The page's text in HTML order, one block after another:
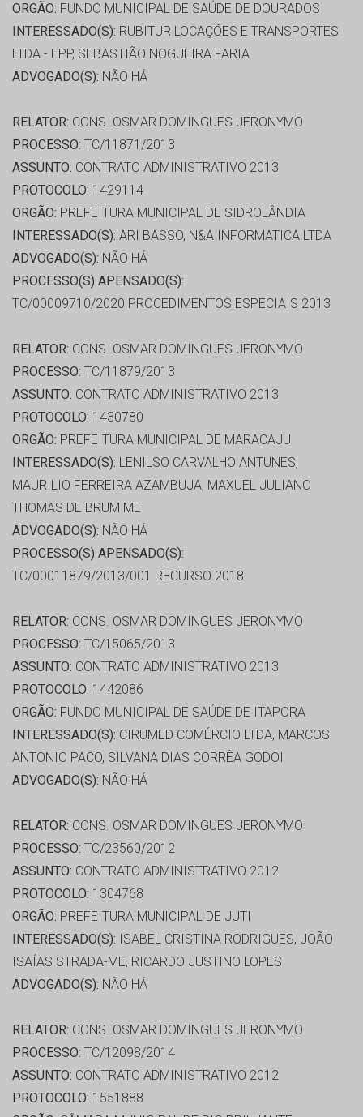
ORGÃO: FUNDO MUNICIPAL DE SAÚDE DE DOURADOS
INTERESSADO(S): RUBITUR LOCAÇÕES E TRANSPORTES
LTDA - EPP, SEBASTIÃO NOGUEIRA FARIA
ADVOGADO(S): NÃO HÁ
RELATOR: CONS. OSMAR DOMINGUES JERONYMO
PROCESSO: TC/11871/2013
ASSUNTO: CONTRATO ADMINISTRATIVO 2013
PROTOCOLO: 1429114
ORGÃO: PREFEITURA MUNICIPAL DE SIDROLÂNDIA
INTERESSADO(S): ARI BASSO, N&A INFORMATICA LTDA
ADVOGADO(S): NÃO HÁ
PROCESSO(S) APENSADO(S):
TC/00009710/2020 PROCEDIMENTOS ESPECIAIS 2013
RELATOR: CONS. OSMAR DOMINGUES JERONYMO
PROCESSO: TC/11879/2013
ASSUNTO: CONTRATO ADMINISTRATIVO 2013
PROTOCOLO: 1430780
ORGÃO: PREFEITURA MUNICIPAL DE MARACAJU
INTERESSADO(S): LENILSO CARVALHO ANTUNES,
MAURILIO FERREIRA AZAMBUJA, MAXUEL JULIANO
THOMAS DE BRUM ME
ADVOGADO(S): NÃO HÁ
PROCESSO(S) APENSADO(S):
TC/00011879/2013/001 RECURSO 2018
RELATOR: CONS. OSMAR DOMINGUES JERONYMO
PROCESSO: TC/15065/2013
ASSUNTO: CONTRATO ADMINISTRATIVO 2013
PROTOCOLO: 1442086
ORGÃO: FUNDO MUNICIPAL DE SAÚDE DE ITAPORA
INTERESSADO(S): CIRUMED COMÉRCIO LTDA, MARCOS
ANTONIO PACO, SILVANA DIAS CORRÊA GODOI
ADVOGADO(S): NÃO HÁ
RELATOR: CONS. OSMAR DOMINGUES JERONYMO
PROCESSO: TC/23560/2012
ASSUNTO: CONTRATO ADMINISTRATIVO 2012
PROTOCOLO: 1304768
ORGÃO: PREFEITURA MUNICIPAL DE JUTI
INTERESSADO(S): ISABEL CRISTINA RODRIGUES, JOÃO
ISAÍAS STRADA-ME, RICARDO JUSTINO LOPES
ADVOGADO(S): NÃO HÁ
RELATOR: CONS. OSMAR DOMINGUES JERONYMO
PROCESSO: TC/12098/2014
ASSUNTO: CONTRATO ADMINISTRATIVO 2012
PROTOCOLO: 1551888